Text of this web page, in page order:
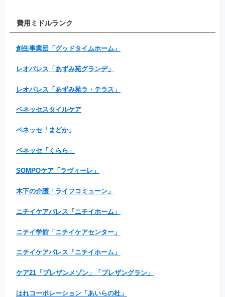
費用ミドルランク
創生事業団「グッドタイムホーム」
レオパレス「あずみ苑グランデ」
レオパレス「あずみ苑ラ・テラス」
ベネッセスタイルケア
ベネッセ「まどか」
ベネッセ「くらら」
SOMPOケア「ラヴィーレ」
木下の介護「ライフコミューン」
ニチイケアパレス「ニチイホーム」
ニチイ学館「ニチイケアセンター」
ニチイケアパレス「ニチイホーム」
ケア21「プレザンメゾン」「プレザングラン」
はれコーポレーション「あいらの杜」